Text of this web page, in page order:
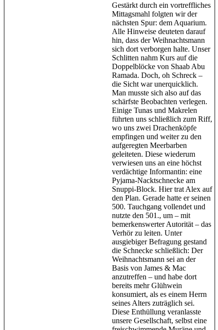
Gestärkt durch ein vortreffliches
Mittagsmahl folgten wir der
nächsten Spur: dem Aquarium.
Alle Hinweise deuteten darauf
hin, dass der Weihnachtsmann
sich dort verborgen halte. Unser
Schlitten nahm Kurs auf die
Doppelblöcke von Shaab Abu
Ramada. Doch, oh Schreck –
die Sicht war unerquicklich.
Man musste sich also auf das
schärfste Beobachten verlegen.
Einige Tunas und Makrelen
führten uns schließlich zum Riff,
wo uns zwei Drachenköpfe
empfingen und weiter zu den
aufgeregten Meerbarben
geleiteten. Diese wiederum
verwiesen uns an eine höchst
verdächtige Informantin: eine
Pyjama-Nacktschnecke am
Snuppi-Block. Hier trat Alex auf
den Plan. Gerade hatte er seinen
500. Tauchgang vollendet und
nutzte den 501., um – mit
bemerkenswerter Autorität – das
Verhör zu leiten. Unter
ausgiebiger Befragung gestand
die Schnecke schließlich: Der
Weihnachtsmann sei an der
Basis von James & Mac
anzutreffen – und habe dort
bereits mehr Glühwein
konsumiert, als es einem Herrn
seines Alters zuträglich sei.
Diese Enthüllung veranlasste
unsere Gesellschaft, selbst eine